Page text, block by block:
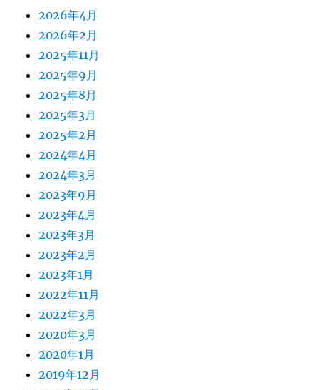
2026年4月
2026年2月
2025年11月
2025年9月
2025年8月
2025年3月
2025年2月
2024年4月
2024年3月
2023年9月
2023年4月
2023年3月
2023年2月
2023年1月
2022年11月
2022年3月
2020年3月
2020年1月
2019年12月